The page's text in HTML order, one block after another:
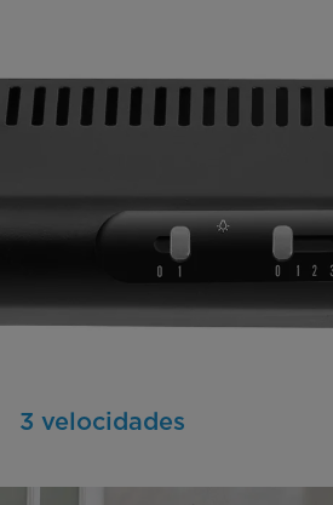
3 velocidades